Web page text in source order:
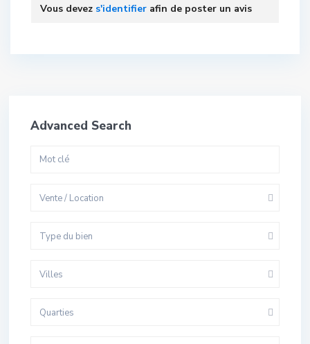
Vous devez s'identifier afin de poster un avis
Advanced Search
Vente / Location
Type du bien
Villes
Quarties